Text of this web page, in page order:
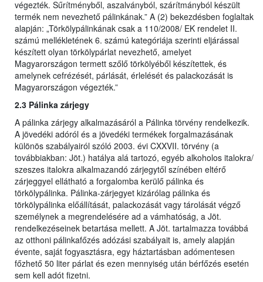
végezték. Sűrítményből, aszalványból, szárítmányból készült
termék nem nevezhető pálinkának.” A (2) bekezdésben foglaltak
alapján: „Törkölypálinkának csak a 110/2008/ EK rendelet II.
számú mellékletének 6. számú kategóriája szerinti eljárással
készített olyan törkölypárlat nevezhető, amelyet
Magyarországon termett szőlő törkölyéből készítettek, és
amelynek cefrézését, párlását, érlelését és palackozását is
Magyarországon végezték.”
2.3 Pálinka zárjegy
A pálinka zárjegy alkalmazásáról a Pálinka törvény rendelkezik.
A jövedéki adóról és a jövedéki termékek forgalmazásának
különös szabályairól szóló 2003. évi CXXVII. törvény (a
továbbiakban: Jöt.) hatálya alá tartozó, egyéb alkoholos italokra/
szeszes italokra alkalmazandó zárjegytől színében eltérő
zárjeggyel ellátható a forgalomba kerülő pálinka és
törkölypálinka. Pálinka-zárjegyet kizárólag pálinka és
törkölypálinka előállítását, palackozását vagy tárolását végző
személynek a megrendelésére ad a vámhatóság, a Jöt.
rendelkezéseinek betartása mellett. A Jöt. tartalmazza továbbá
az otthoni pálinkafőzés adózási szabályait is, amely alapján
évente, saját fogyasztásra, egy háztartásban adómentesen
főzhető 50 liter párlat és ezen mennyiség után bérfőzés esetén
sem kell adót fizetni.